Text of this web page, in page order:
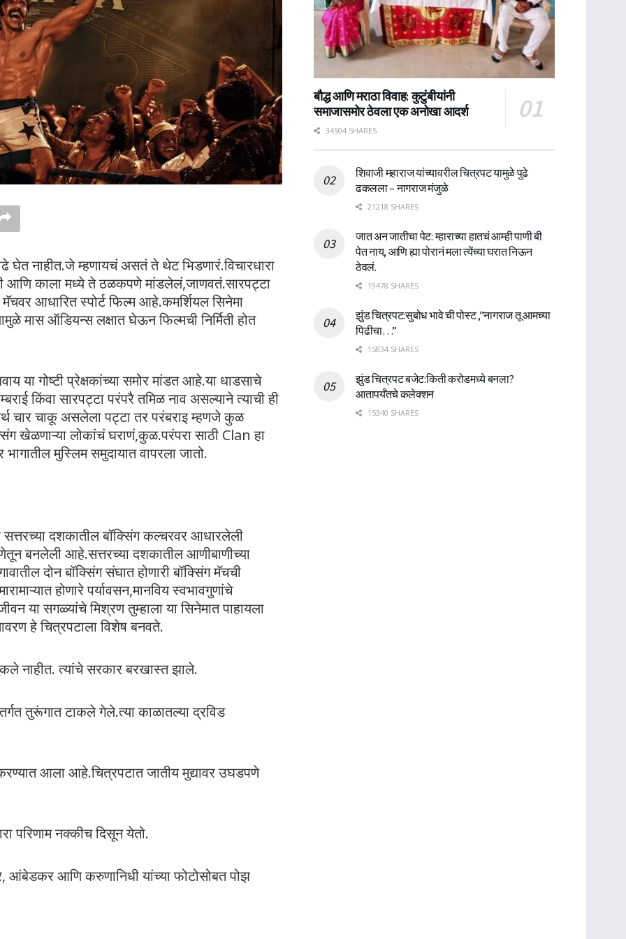
घेत नाहीत.जे म्हणायचं असतं ते थेट भिडणारं.विचारधारा
आणि काला मध्ये ते ठळकपणे मांडलेलं,जाणवतं.सारपट्टा
मॅचवर आधारित स्पोर्ट फिल्म आहे.कमर्शियल सिनेमा
मास ऑडियन्स लक्षात घेऊन फिल्मची निर्मिती होत
या गोष्टी प्रेक्षकांच्या समोर मांडत आहे.या धाडसाचे
किंवा सारपट्टा परंपरै तमिळ नाव असल्याने त्याची ही
चार चाकू असलेला पट्टा तर परंबराइ म्हणजे कुळ
खेळणाऱ्या लोकांचं घराणं,कुळ.परंपरा साठी Clan हा
मुस्लिम समुदायात वापरला जातो.
सत्तरच्या दशकातील बॉक्सिंग कल्चरवर आधारलेली
बनलेली आहे.सत्तरच्या दशकातील आणीबाणीच्या
दोन बॉक्सिंग संघात होणारी बॉक्सिंग मॅचची
होणारे पर्यावसन,मानविय स्वभावगुणांचे
या सगळ्यांचे मिश्रण तुम्हाला या सिनेमात पाहायला
हे चित्रपटाला विशेष बनवते.
नाहीत. त्यांचे सरकार बरखास्त झाले.
तुरूंगात टाकले गेले.त्या काळातल्या द्रविड
आला आहे.चित्रपटात जातीय मुद्यावर उघडपणे
परिणाम नक्कीच दिसून येतो.
आंबेडकर आणि करुणानिधी यांच्या फोटोसोबत पोझ
बौद्ध आणि मराठा विवाह: कुटुंबीयांनी
समाजासमोर ठेवला एक अनोखा आदर्श
34504 SHARES
शिवाजी महाराज यांच्यावरील चित्रपट यामुळे पुढे
ढकलला – नागराज मंजुळे
21218 SHARES
जात अन जातीचा पेट: म्हाराच्या हातचं आम्ही पाणी बी
पेत नाय, आणि ह्या पोरानं मला त्येंच्या घरात निऊन
ठेवलं.
19478 SHARES
झुंड चित्रपट:सुबोध भावे ची पोस्ट ,”नागराज तू आमच्या
पिढीचा…”
15834 SHARES
झुंड चित्रपट बजेट:किती करोडमध्ये बनला?
आतापर्यँतचे कलेक्शन
15340 SHARES